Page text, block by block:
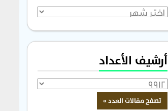
الأرشيف
أرشيف الأعداد